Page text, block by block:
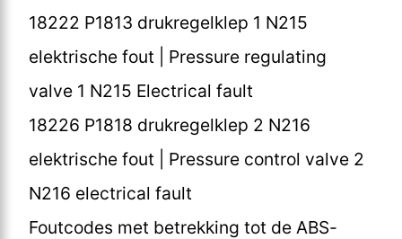
18222 P1813 drukregelklep 1 N215
elektrische fout | Pressure regulating
valve 1 N215 Electrical fault
18226 P1818 drukregelklep 2 N216
elektrische fout | Pressure control valve 2
N216 electrical fault
Foutcodes met betrekking tot de ABS-